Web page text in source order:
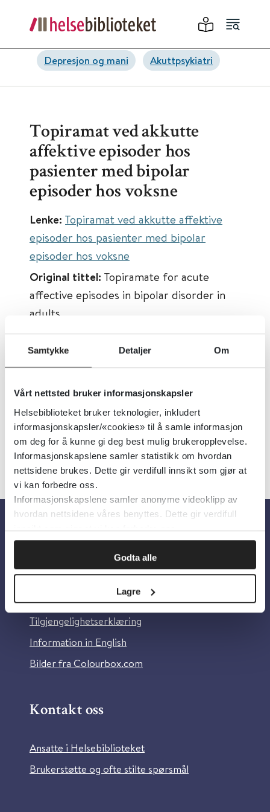
Samtykke Detaljer Om
Vårt nettsted bruker informasjonskapsler
Helsebiblioteket bruker teknologier, inkludert
informasjonskapsler/«cookies» til å samle informasjon
om deg for å kunne gi deg best mulig brukeropplevelse.
Informasjonskapslene samler statistikk om hvordan
nettsidene brukes. Dette gir verdifull innsikt som gjør at
vi kan forbedre oss.
Informasjonskapslene samler anonyme videoklipp av
hvordan nettsidene våres benyttes. Dette gir verdifull
innsikt som gjør at vi kan forbedre oss.
Godta alle
Lagre
Depresjon og mani Akuttpsykiatri
Topiramat ved akkutte
affektive episoder hos
pasienter med bipolar
episoder hos voksne
Lenke: Topiramat ved akkutte affektive
episoder hos pasienter med bipolar
episoder hos voksne
Original tittel: Topiramate for acute
affective episodes in bipolar disorder in
adults
Først publisert:03.09.2016
Tema:Depresjon og mani, Akuttpsykiatri
Språk:Norsk
Om oss
Om Helsebiblioteket
Personvern og informasjonskapsler
Tilgjengelighetserklæring
Information in English
Bilder fra Colourbox.com
Kontakt oss
Ansatte i Helsebiblioteket
Brukerstøtte og ofte stilte spørsmål